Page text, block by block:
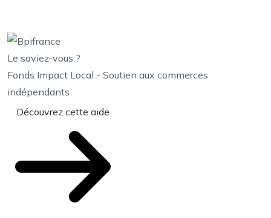
Le saviez-vous ?
Fonds Impact Local - Soutien aux commerces
indépendants
Découvrez cette aide